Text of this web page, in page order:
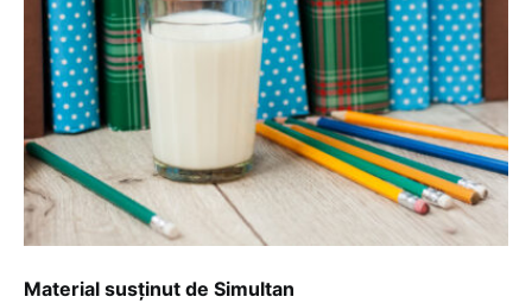
Material susținut de Simultan